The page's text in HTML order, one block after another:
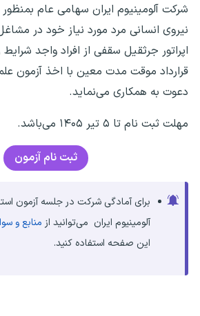
نیروی انسانی مرد مورد نیاز خود در
اپراتور جرثقیل سقفی از افراد واجد شرایط
قرارداد موقت مدت معین با اخذ آزمون
دعوت به همکاری می‌نماید.
مهلت ثبت نام تا ۵ تیر ۱۴۰۵ می‌باشد.
ثبت نام آزمون
برای آمادگی شرکت در جلسه آزمون
آلومینیوم ایران می‌توانید از منابع و
این صفحه استفاده کنید.